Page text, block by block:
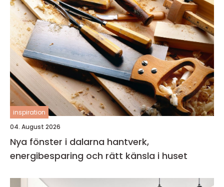
inspiration
04. August 2026
Nya fönster i dalarna hantverk,
energibesparing och rätt känsla i huset